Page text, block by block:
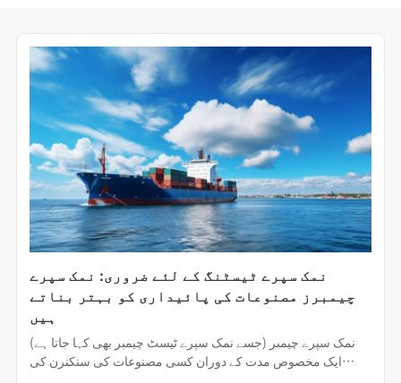
نمک سپرے ٹیسٹنگ کے لئے ضروری: نمک سپرے
چیمبرز مصنوعات کی پائیداری کو بہتر بناتے
ہیں
نمک سپرے چیمبر (جسے نمک سپرے ٹیسٹ چیمبر بھی کہا جاتا ہے)
ایک مخصوص مدت کے دوران کسی مصنوعات کی سنکنرن کی